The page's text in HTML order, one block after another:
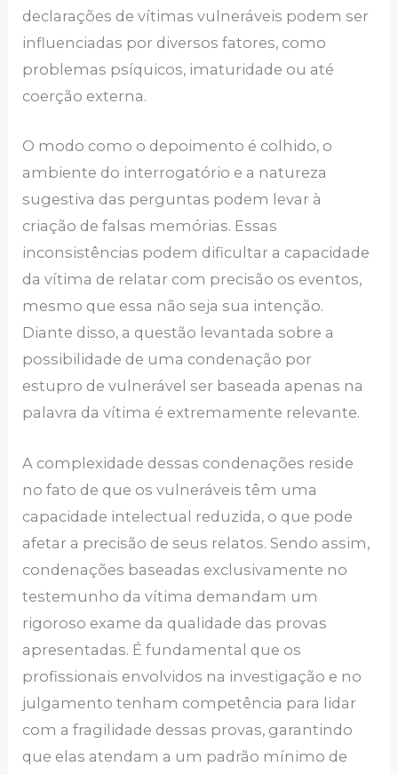
declarações de vítimas vulneráveis podem ser
influenciadas por diversos fatores, como
problemas psíquicos, imaturidade ou até
coerção externa.
O modo como o depoimento é colhido, o
ambiente do interrogatório e a natureza
sugestiva das perguntas podem levar à
criação de falsas memórias. Essas
inconsistências podem dificultar a capacidade
da vítima de relatar com precisão os eventos,
mesmo que essa não seja sua intenção.
Diante disso, a questão levantada sobre a
possibilidade de uma condenação por
estupro de vulnerável ser baseada apenas na
palavra da vítima é extremamente relevante.
A complexidade dessas condenações reside
no fato de que os vulneráveis têm uma
capacidade intelectual reduzida, o que pode
afetar a precisão de seus relatos. Sendo assim,
condenações baseadas exclusivamente no
testemunho da vítima demandam um
rigoroso exame da qualidade das provas
apresentadas. É fundamental que os
profissionais envolvidos na investigação e no
julgamento tenham competência para lidar
com a fragilidade dessas provas, garantindo
que elas atendam a um padrão mínimo de